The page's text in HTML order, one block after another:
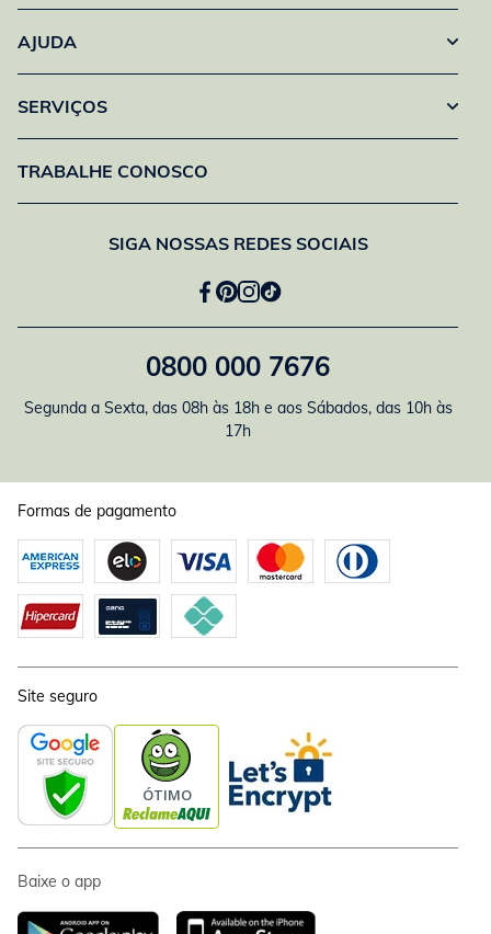
AJUDA
SERVIÇOS
TRABALHE CONOSCO
SIGA NOSSAS REDES SOCIAIS
0800 000 7676
Segunda a Sexta, das 08h às 18h e aos Sábados, das 10h às
17h
Formas de pagamento
Site seguro
Baixe o app